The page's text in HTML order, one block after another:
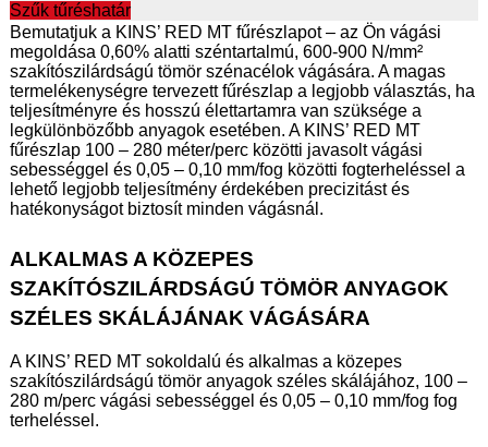
Szűk tűréshatár
Bemutatjuk a KINS’ RED MT fűrészlapot – az Ön vágási
megoldása 0,60% alatti széntartalmú, 600-900 N/mm²
szakítószilárdságú tömör szénacélok vágására. A magas
termelékenységre tervezett fűrészlap a legjobb választás, ha
teljesítményre és hosszú élettartamra van szüksége a
legkülönbözőbb anyagok esetében. A KINS’ RED MT
fűrészlap 100 – 280 méter/perc közötti javasolt vágási
sebességgel és 0,05 – 0,10 mm/fog közötti fogterheléssel a
lehető legjobb teljesítmény érdekében precizitást és
hatékonyságot biztosít minden vágásnál.
ALKALMAS A KÖZEPES
SZAKÍTÓSZILÁRDSÁGÚ TÖMÖR ANYAGOK
SZÉLES SKÁLÁJÁNAK VÁGÁSÁRA
A KINS’ RED MT sokoldalú és alkalmas a közepes
szakítószilárdságú tömör anyagok széles skálájához, 100 –
280 m/perc vágási sebességgel és 0,05 – 0,10 mm/fog fog
terheléssel.